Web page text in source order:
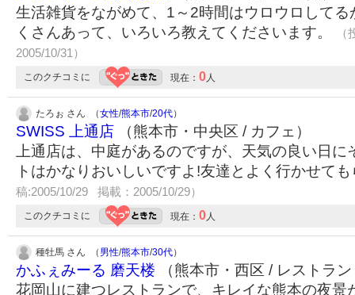
生活雑貨をながめて、1～2時間はウロウロして
くさんあって、いろいろ教えてくださいます。
2005/10/31）
このクチコミに 現在： 0人
たろぉ さん （女性/熊本市/20代）
SWISS 上通店 （熊本市・中央区 / カフェ）
上通店は、中庭があるのですが、天気の良い日
トはかなりおいしいですよ!友達とよく行かせて
稿:2005/10/29 掲載：2005/10/29）
このクチコミに 現在： 0人
種牡馬 さん （ 男性/熊本市/30代）
かふぇみーる 磨天楼 （熊本市・西区 / レストラ
花岡山に建つレストランで、キレイな熊本の夜景